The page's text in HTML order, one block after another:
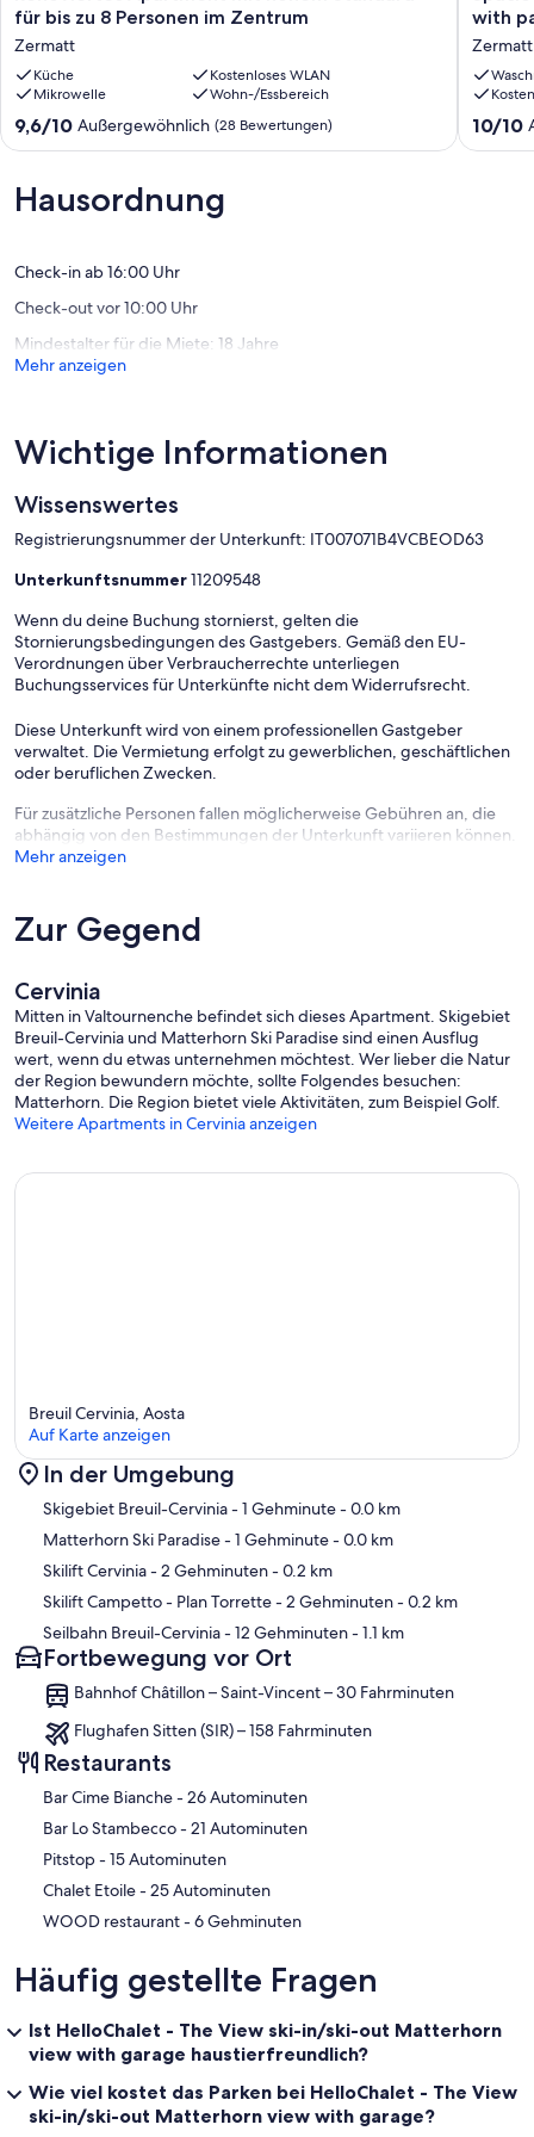
Room with bunk bed and wardrobe
Room with bunk bed and wardrobe
Full bathroom with shower
public car park
• 24/7 assistance
Available on REQUEST, not included in the price:
• In House Chef
• Private transfers
• Intermediate cleaning
Apartment
hohem
Standard
für
bis
zu
Personen
im
für bis zu 8 Personen im Zentrum
Zermatt
Küche
Kostenloses WLAN
Mikrowelle
Wohn-/Essbereich
9.6
Außergewöhnlich,
(28
9,6/10 Außergewöhnlich (28 Bewertungen)
3
south
facing
with
partial
with
Zermatt
10.0
10/10
Hausordnung
Check-in ab 16:00 Uhr
Check-out vor 10:00 Uhr
Mindestalter für die Miete: 18 Jahre
Mehr anzeigen
Wichtige Informationen
Wissenswertes
Registrierungsnummer der Unterkunft: IT007071B4VCBEOD63
Unterkunftsnummer11209548
Wenn du deine Buchung stornierst, gelten die
Stornierungsbedingungen des Gastgebers. Gemäß den EU-
Verordnungen über Verbraucherrechte unterliegen
Buchungsservices für Unterkünfte nicht dem Widerrufsrecht.
Diese Unterkunft wird von einem professionellen Gastgeber
verwaltet. Die Vermietung erfolgt zu gewerblichen, geschäftlichen
oder beruflichen Zwecken.
Für zusätzliche Personen fallen möglicherweise Gebühren an, die
abhängig von den Bestimmungen der Unterkunft variieren können.
Mehr anzeigen
Zur Gegend
Cervinia
Mitten in Valtournenche befindet sich dieses Apartment. Skigebiet
Breuil-Cervinia und Matterhorn Ski Paradise sind einen Ausflug
wert, wenn du etwas unternehmen möchtest. Wer lieber die Natur
der Region bewundern möchte, sollte Folgendes besuchen:
Matterhorn. Die Region bietet viele Aktivitäten, zum Beispiel Golf.
Weitere Apartments in Cervinia anzeigen
Karte
Breuil Cervinia, Aosta
Auf Karte anzeigen
In der Umgebung
Skigebiet Breuil-Cervinia- 1 Gehminute- 0.0 km
Matterhorn Ski Paradise- 1 Gehminute- 0.0 km
Skilift Cervinia- 2 Gehminuten- 0.2 km
Skilift Campetto - Plan Torrette- 2 Gehminuten- 0.2 km
Seilbahn Breuil-Cervinia- 12 Gehminuten- 1.1 km
Fortbewegung vor Ort
Bahnhof Châtillon – Saint-Vincent – 30 Fahrminuten
Flughafen Sitten (SIR) – 158 Fahrminuten
Restaurants
‪Bar Cime Bianche - ‬26 Autominuten
‪Bar Lo Stambecco - ‬21 Autominuten
‪Pitstop - ‬15 Autominuten
‪Chalet Etoile - ‬25 Autominuten
‪WOOD restaurant - ‬6 Gehminuten
Häufig gestellte Fragen
Ist HelloChalet - The View ski-in/ski-out Matterhorn
view with garage haustierfreundlich?
Wie viel kostet das Parken bei HelloChalet - The View
ski-in/ski-out Matterhorn view with garage?